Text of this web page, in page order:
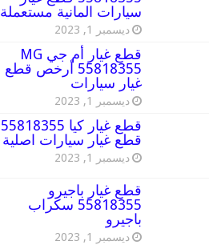
سيارات المانية مستعملة
ديسمبر 1, 2023
قطع غيار أم جي MG
55818355 أرخص قطع
غيار سيارات
ديسمبر 1, 2023
قطع غيار كيا 55818355
قطع غيار سيارات اصلية
ديسمبر 1, 2023
قطع غيار باجيرو
55818355 سكراب
باجيرو
ديسمبر 1, 2023